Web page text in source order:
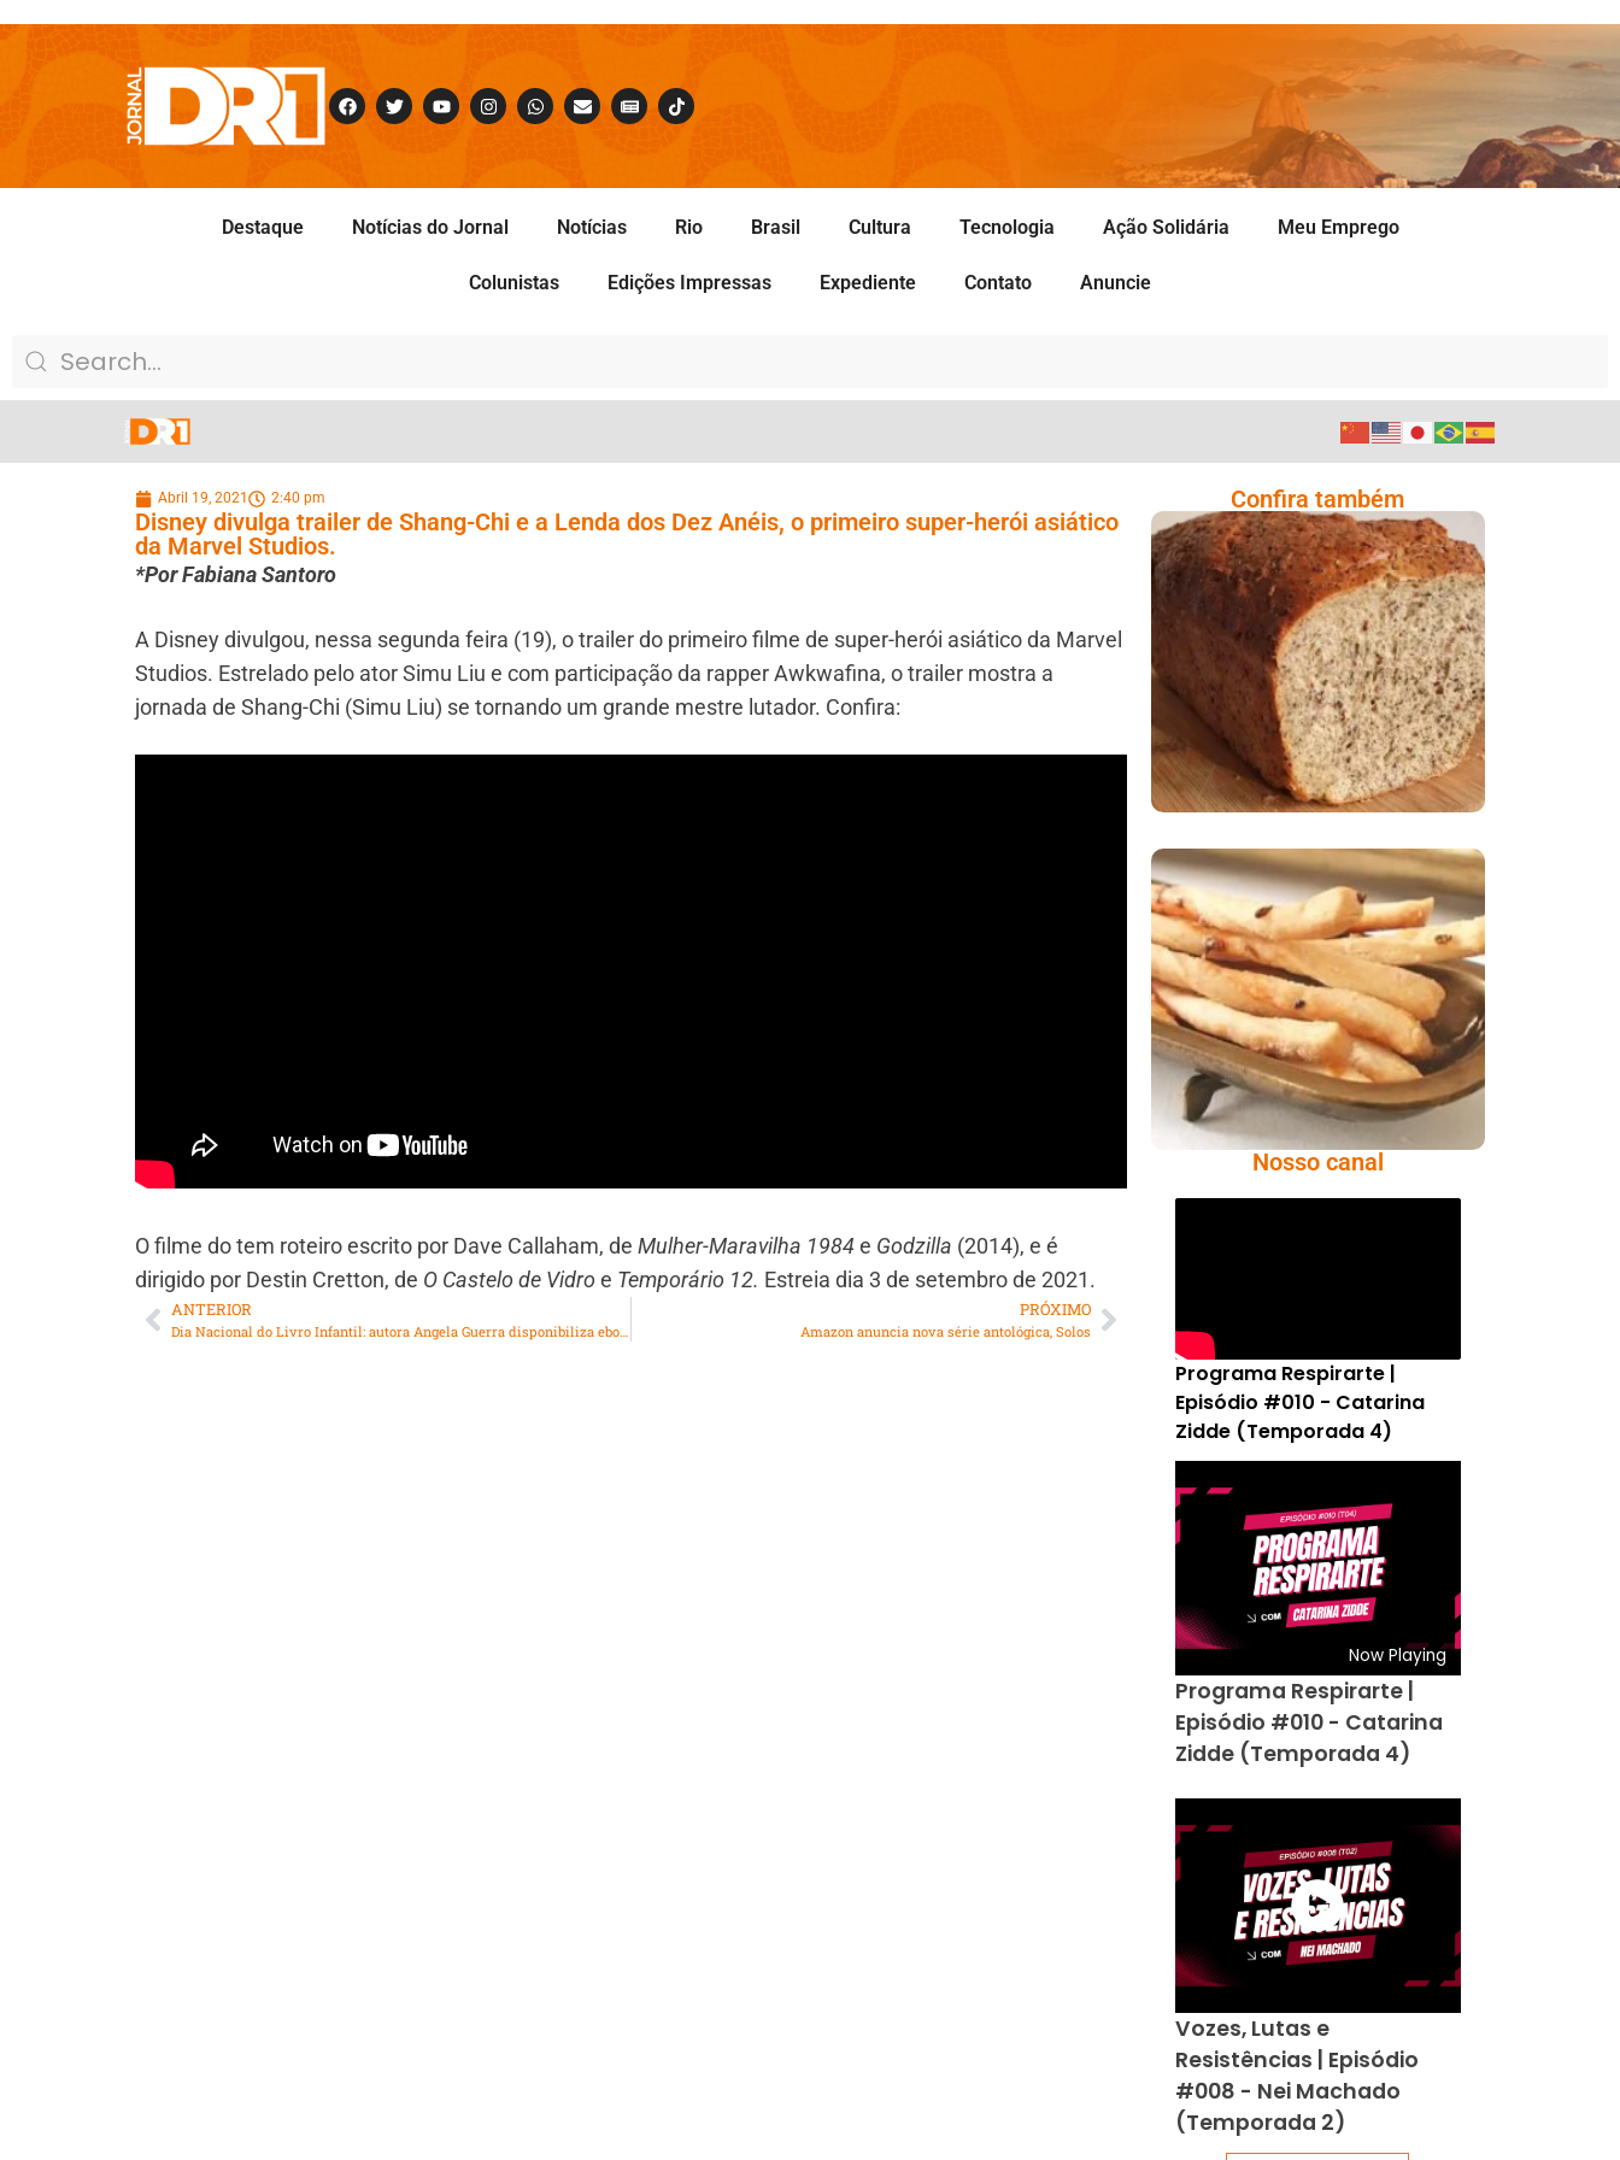
Destaque Notícias do Jornal Notícias Rio Brasil Cultura Tecnologia Ação Solidária Meu Emprego
Colunistas Edições Impressas Expediente Contato Anuncie
Abril 19, 2021 2:40 pm
Disney divulga trailer de Shang-Chi e a Lenda dos Dez Anéis, o primeiro super-herói asiático
da Marvel Studios.
*Por Fabiana Santoro
A Disney divulgou, nessa segunda feira (19), o trailer do primeiro filme de super-herói asiático da Marvel
Studios. Estrelado pelo ator Simu Liu e com participação da rapper Awkwafina, o trailer mostra a
jornada de Shang-Chi (Simu Liu) se tornando um grande mestre lutador. Confira:
O filme do tem roteiro escrito por Dave Callaham, de Mulher-Maravilha 1984 e Godzilla (2014), e é
dirigido por Destin Cretton, de O Castelo de Vidro e Temporário 12. Estreia dia 3 de setembro de 2021.
ANTERIOR
Dia Nacional do Livro Infantil: autora Angela Guerra disponibiliza ebook para acesso
PRÓXIMO
Amazon anuncia nova série antológica, Solos
Confira também
Comer Bem: Pão Low
Carb
Comer Bem:
Palitinhos De Cebola
E Salsa
Nosso canal
Programa Respirarte |
Episódio #010 - Catarina
Zidde (Temporada 4)
Now Playing
Programa Respirarte |
Episódio #010 - Catarina
Zidde (Temporada 4)
Vozes, Lutas e
Resistências | Episódio
#008 - Nei Machado
(Temporada 2)